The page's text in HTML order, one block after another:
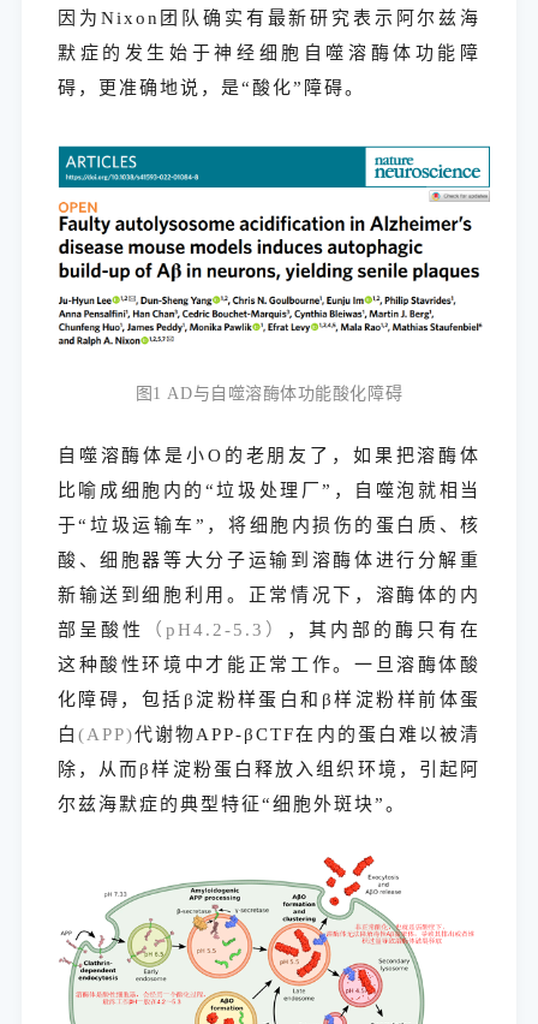
因为 Nixon 团队确实有最新研究表示阿尔兹海
默症的发生始于神经细胞自噬溶酶体功能障
碍，更准确地说，是“酸化”障碍。
图 1 AD与自噬溶酶体功能酸化障碍
自噬溶酶体是小O的老朋友了，如果把溶酶体
比喻成细胞内的“垃圾处理厂”，自噬泡就相当
于“垃圾运输车”，将细胞内损伤的蛋白质、核
酸、细胞器等大分子运输到溶酶体进行分解重
新输送到细胞利用。正常情况下，溶酶体的内
部呈酸性
（pH4.2-5.3）
，其内部的酶只有在
这种酸性环境中才能正常工作。一旦溶酶体酸
化障碍，包括β淀粉样蛋白和β样淀粉样前体蛋
白(APP)代谢物APP-βCTF在内的蛋白难以被清
除，从而β样淀粉蛋白释放入组织环境，引起阿
尔兹海默症的典型特征“细胞外斑块”。